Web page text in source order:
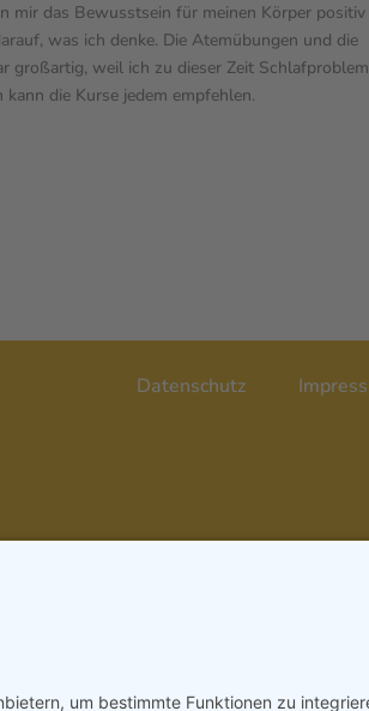
mir das Bewusstsein für meinen Körper
was ich denke. Die Atemübungen und die
großartig, weil ich zu dieser Zeit
die Kurse jedem empfehlen.
Datenschutz